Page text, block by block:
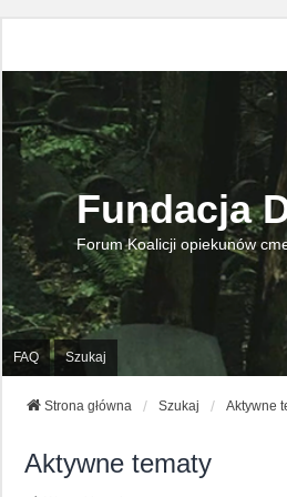
Fundacja
Forum Koalicji opiekunów
FAQ Szukaj
Strona główna Szukaj Aktywne
Aktywne tematy